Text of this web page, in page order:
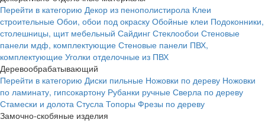
Перейти в категорию Декор из пенополистирола Клеи
строительные Обои, обои под окраску Обойные клеи Подоконники,
столешницы, щит мебельный Сайдинг Стеклообои Стеновые
панели мдф, комплектующие Стеновые панели ПВХ,
комплектующие Уголки отделочные из ПВХ
Деревообрабатывающий
Перейти в категорию Диски пильные Ножовки по дереву Ножовки
по ламинату, гипсокартону Рубанки ручные Сверла по дереву
Стамески и долота Стусла Топоры Фрезы по дереву
Замочно-скобяные изделия